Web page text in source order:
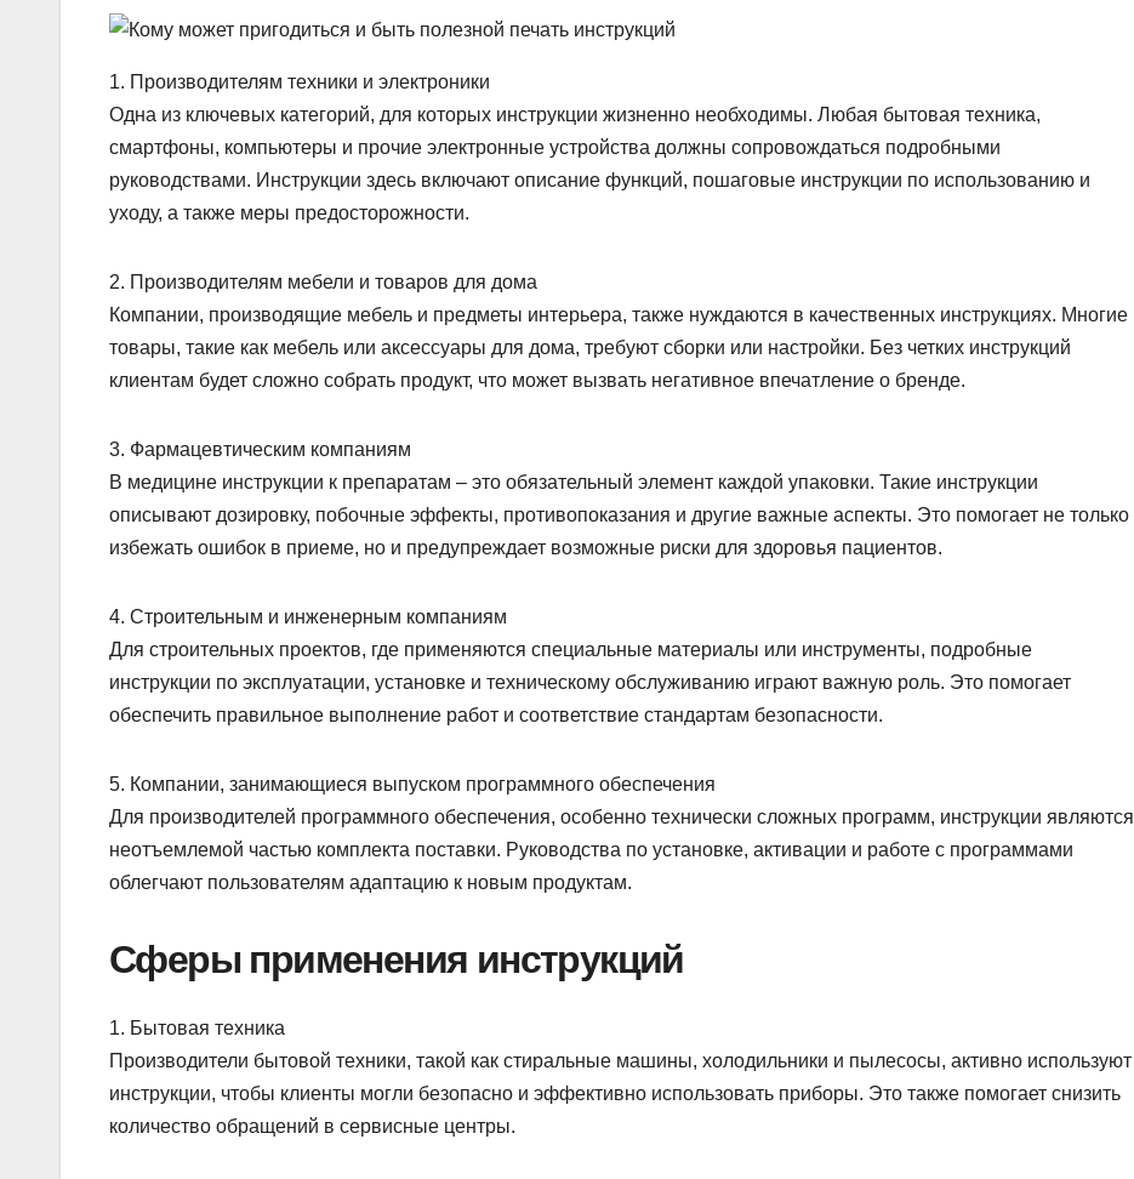
1. Производителям техники и электроники
Одна из ключевых категорий, для которых инструкции жизненно необходимы. Любая бытовая техника,
смартфоны, компьютеры и прочие электронные устройства должны сопровождаться подробными
руководствами. Инструкции здесь включают описание функций, пошаговые инструкции по использованию и
уходу, а также меры предосторожности.
2. Производителям мебели и товаров для дома
Компании, производящие мебель и предметы интерьера, также нуждаются в качественных инструкциях. Многие
товары, такие как мебель или аксессуары для дома, требуют сборки или настройки. Без четких инструкций
клиентам будет сложно собрать продукт, что может вызвать негативное впечатление о бренде.
3. Фармацевтическим компаниям
В медицине инструкции к препаратам – это обязательный элемент каждой упаковки. Такие инструкции
описывают дозировку, побочные эффекты, противопоказания и другие важные аспекты. Это помогает не только
избежать ошибок в приеме, но и предупреждает возможные риски для здоровья пациентов.
4. Строительным и инженерным компаниям
Для строительных проектов, где применяются специальные материалы или инструменты, подробные
инструкции по эксплуатации, установке и техническому обслуживанию играют важную роль. Это помогает
обеспечить правильное выполнение работ и соответствие стандартам безопасности.
5. Компании, занимающиеся выпуском программного обеспечения
Для производителей программного обеспечения, особенно технически сложных программ, инструкции являются
неотъемлемой частью комплекта поставки. Руководства по установке, активации и работе с программами
облегчают пользователям адаптацию к новым продуктам.
Сферы применения инструкций
1. Бытовая техника
Производители бытовой техники, такой как стиральные машины, холодильники и пылесосы, активно используют
инструкции, чтобы клиенты могли безопасно и эффективно использовать приборы. Это также помогает снизить
количество обращений в сервисные центры.